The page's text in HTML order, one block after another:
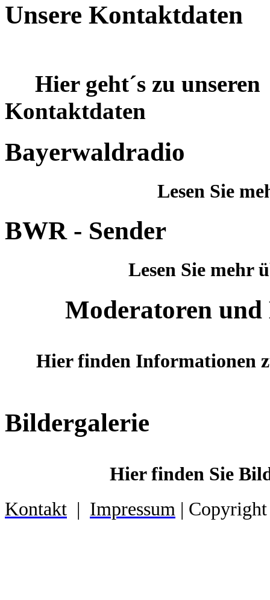
Unsere Kontaktdaten
Hier geht´s zu unseren
Bayerwaldradio
Lesen Sie
BWR - Sender
Lesen Sie mehr
Moderatoren und
Hier finden Informationen
Bildergalerie
Hier finden Sie
Kontakt | Impressum |